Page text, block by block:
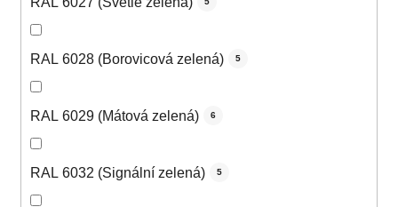
RAL 6028 (Borovicová zelená) 5
RAL 6029 (Mátová zelená) 6
RAL 6032 (Signální zelená) 5